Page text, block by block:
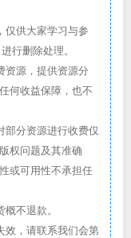
仅供大家学习与参
进行删除处理。
资源，提供资源分
何收益保障，也不
部分资源进行收费仅
权问题及其准确
或可用性不承担任
不退款。
效，请联系我们会第